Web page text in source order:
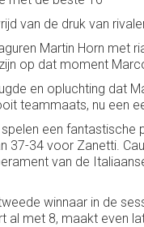
van de druk van
Martin Horn met
op dat moment
en opluchting dat
teammaats, nu een
een
37-34 voor Zanetti.
van de
winnaar in de
al met 8, maakt even